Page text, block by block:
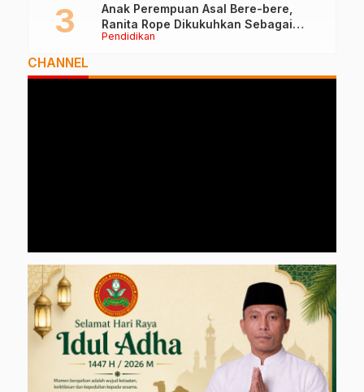
Pendidikan
Anak Perempuan Asal Bere-bere,
Ranita Rope Dikukuhkan Sebagai
Guru Besar dan Rektor Ummu
CHANNEL